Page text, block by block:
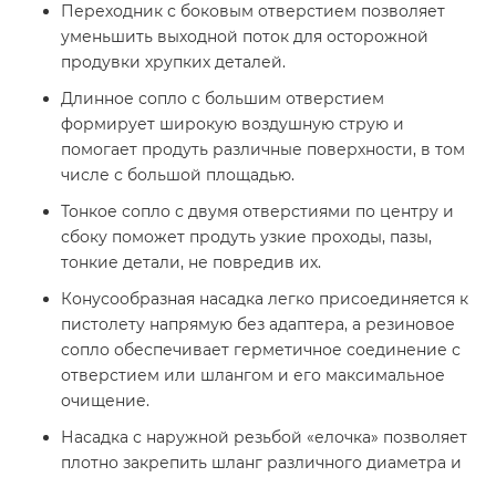
Переходник с боковым отверстием позволяет
уменьшить выходной поток для осторожной
продувки хрупких деталей.
Длинное сопло с большим отверстием
формирует широкую воздушную струю и
помогает продуть различные поверхности, в том
числе с большой площадью.
Тонкое сопло с двумя отверстиями по центру и
сбоку поможет продуть узкие проходы, пазы,
тонкие детали, не повредив их.
Конусообразная насадка легко присоединяется к
пистолету напрямую без адаптера, а резиновое
сопло обеспечивает герметичное соединение с
отверстием или шлангом и его максимальное
очищение.
Насадка с наружной резьбой «елочка» позволяет
плотно закрепить шланг различного диаметра и